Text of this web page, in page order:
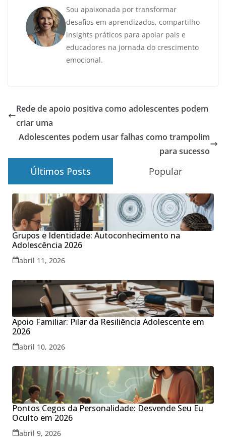
Sou apaixonada por transformar
desafios em aprendizados, compartilho
insights práticos para apoiar pais e
educadores na jornada do crescimento
emocional.
Rede de apoio positiva como adolescentes podem
criar uma
Adolescentes podem usar falhas como trampolim
para sucesso
Últimos Posts Popular
Grupos e Identidade: Autoconhecimento na
Adolescência 2026
abril 11, 2026
Apoio Familiar: Pilar da Resiliência Adolescente em
2026
abril 10, 2026
Pontos Cegos da Personalidade: Desvende Seu Eu
Oculto em 2026
abril 9, 2026